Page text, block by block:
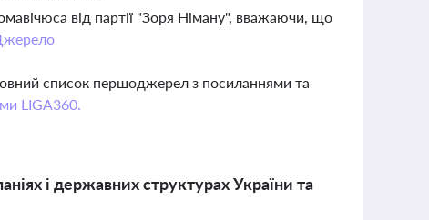
від партії "Зоря Німану", вважаючи, що
список першоджерел з посиланнями та
LIGA360.
і державних структурах України та